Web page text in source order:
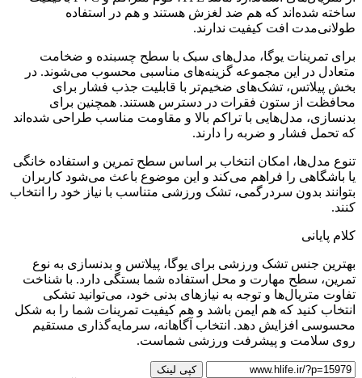
ساخته شده‌اند که هم ضد لغزش هستند و هم در استفاده
طولانی‌مدت افت کیفیت ندارند.
برای تمرینات یوگا، مدل‌های سبک با سطح چسبنده و ضخامت
متعادل در این مجموعه گزینه‌های مناسبی محسوب می‌شوند. در
بخش پیلاتس، تشک‌های ضخیم‌تر با قابلیت جذب فشار برای
محافظت از ستون فقرات در دسترس هستند. همچنین برای
بدنسازی، مدل‌هایی با تراکم بالا و مقاومت مناسب طراحی شده‌اند
که تحمل فشار و ضربه را دارند.
تنوع مدل‌ها، امکان انتخاب بر اساس سطح تمرین و استفاده خانگی
یا باشگاهی را فراهم می‌کند و این موضوع باعث می‌شود کاربران
بتوانند بدون سردرگمی، تشک ورزشی متناسب با نیاز خود را انتخاب
کنند.
کلام پایانی
بهترین جنس تشک ورزشی برای یوگا، پیلاتس و بدنسازی به نوع
تمرین، سطح مهارت و محل استفاده شما بستگی دارد. با شناخت
تفاوت متریال‌ها و توجه به نیازهای بدنی خود، می‌توانید تشکی
انتخاب کنید که هم ایمن باشد و هم کیفیت تمرینات شما را به شکل
محسوسی افزایش دهد. انتخاب آگاهانه، سرمایه‌گذاری مستقیم
روی سلامت و پیشرفت ورزشی شماست.
کپی لینک